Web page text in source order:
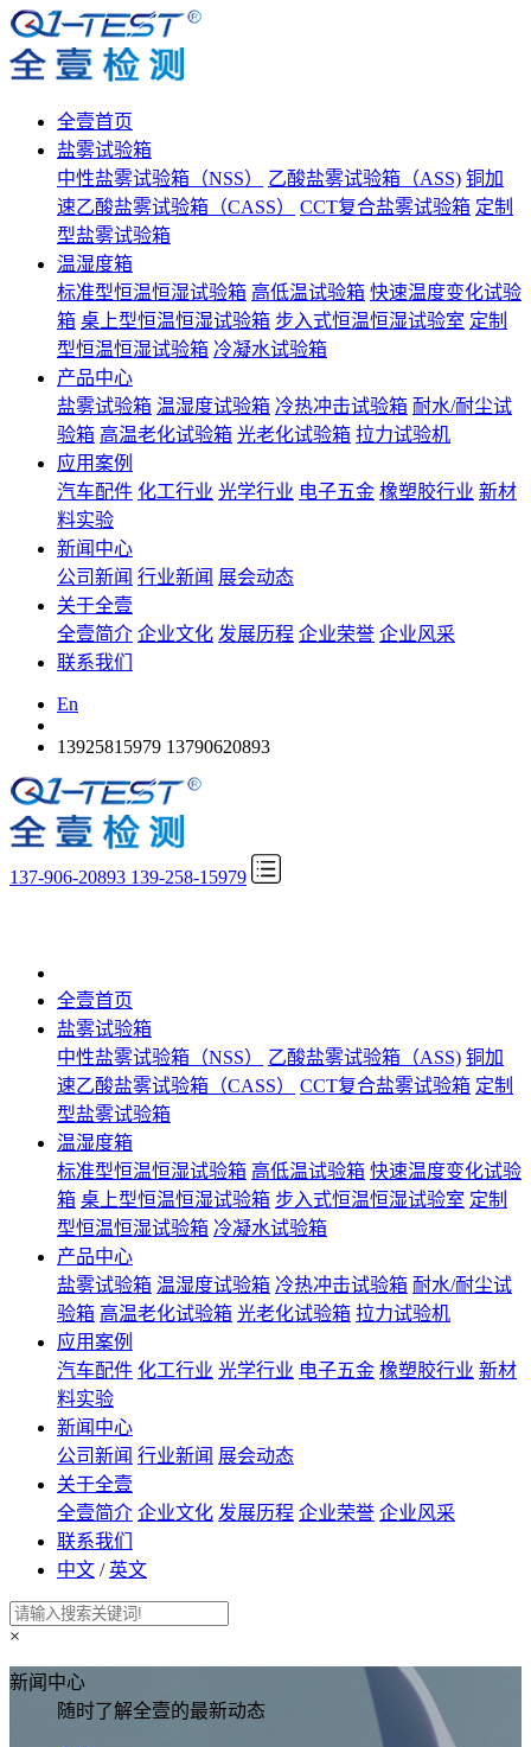
全壹首页
盐雾试验箱
中性盐雾试验箱（NSS）
乙酸盐雾试验箱（ASS) 铜加
速乙酸盐雾试验箱（CASS）
CCT复合盐雾试验箱 定制
型盐雾试验箱
温湿度箱
标准型恒温恒湿试验箱 高低温试验箱 快速温度变化试验
箱 桌上型恒温恒湿试验箱 步入式恒温恒湿试验室 定制
型恒温恒湿试验箱 冷凝水试验箱
产品中心
盐雾试验箱 温湿度试验箱 冷热冲击试验箱 耐水/耐尘试
验箱 高温老化试验箱 光老化试验箱 拉力试验机
应用案例
汽车配件 化工行业 光学行业 电子五金 橡塑胶行业 新材
料实验
新闻中心
公司新闻 行业新闻 展会动态
关于全壹
全壹简介 企业文化 发展历程 企业荣誉 企业风采
联系我们
En
13925815979 13790620893
137-906-20893 139-258-15979
全壹首页
盐雾试验箱
中性盐雾试验箱（NSS）
乙酸盐雾试验箱（ASS) 铜加
速乙酸盐雾试验箱（CASS）
CCT复合盐雾试验箱 定制
型盐雾试验箱
温湿度箱
标准型恒温恒湿试验箱 高低温试验箱 快速温度变化试验
箱 桌上型恒温恒湿试验箱 步入式恒温恒湿试验室 定制
型恒温恒湿试验箱 冷凝水试验箱
产品中心
盐雾试验箱 温湿度试验箱 冷热冲击试验箱 耐水/耐尘试
验箱 高温老化试验箱 光老化试验箱 拉力试验机
应用案例
汽车配件 化工行业 光学行业 电子五金 橡塑胶行业 新材
料实验
新闻中心
公司新闻 行业新闻 展会动态
关于全壹
全壹简介 企业文化 发展历程 企业荣誉 企业风采
联系我们
中文 / 英文
×
新闻中心
随时了解全壹的最新动态